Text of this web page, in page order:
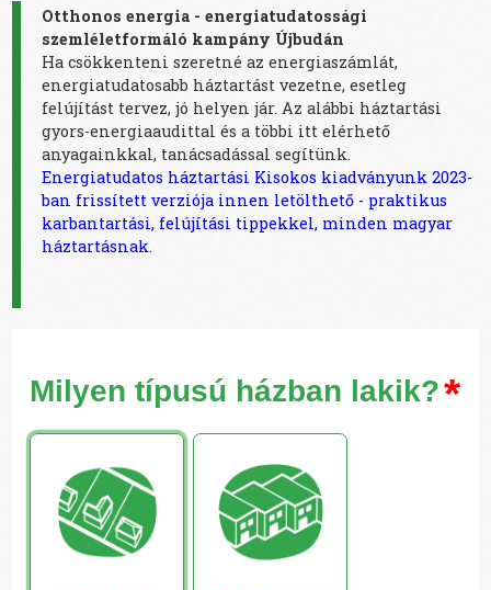
Adományozz!
Otthonos energia - energiatudatossági
szemléletformáló kampány Újbudán
Ha csökkenteni szeretné az energiaszámlát,
energiatudatosabb háztartást vezetne, esetleg
felújítást tervez, jó helyen jár. Az alábbi háztartási
gyors-energiaaudittal és a többi itt elérhető
anyagainkkal, tanácsadással segítünk.
Energiatudatos háztartási Kisokos kiadványunk 2023-
ban frissített verziója innen letölthető - praktikus
karbantartási, felújítási tippekkel, minden magyar
háztartásnak.